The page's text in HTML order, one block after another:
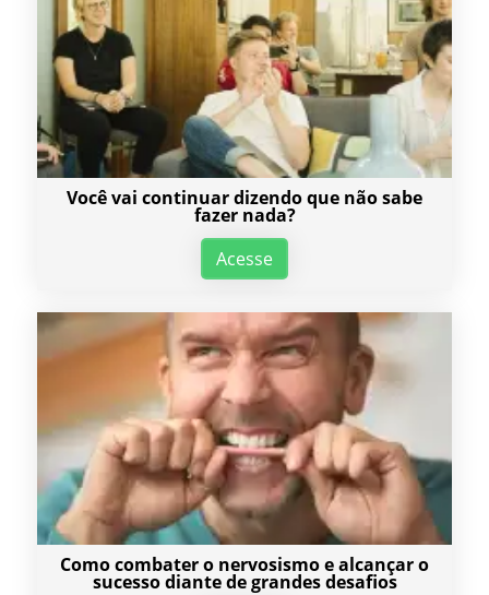
Você vai continuar dizendo que não sabe
fazer nada?
Acesse
Como combater o nervosismo e alcançar o
sucesso diante de grandes desafios